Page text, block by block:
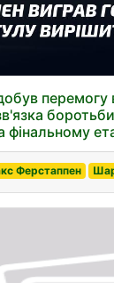
перемогу
фінальному
Ферстаппен